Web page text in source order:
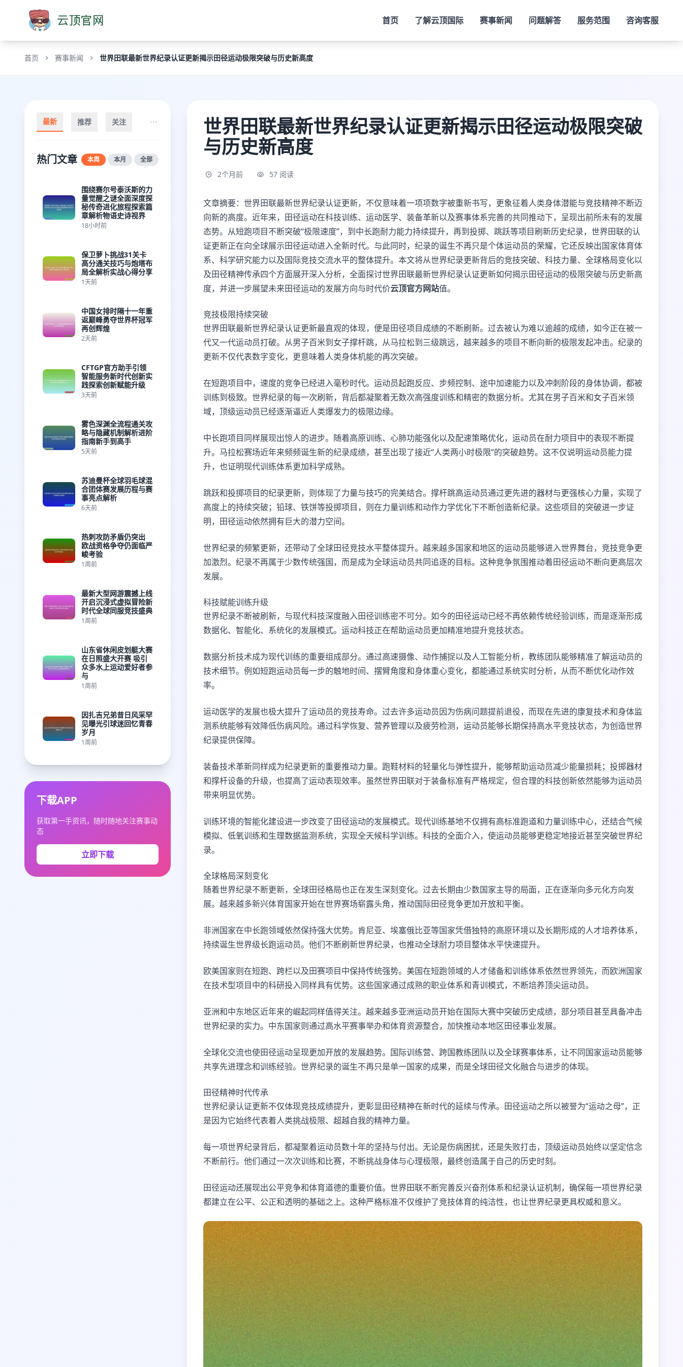
首页 了解云顶国际 赛事新闻 问题解答 服务范围 咨询客服
首页 赛事新闻 世界田联最新世界纪录认证更新揭示田径运动极限突破与历史新高度
最新 推荐 关注
热门文章 本周 本月 全部
围绕赛尔号泰沃斯的力
量觉醒之谜全面深度探
秘传奇进化旅程探索篇
章解析物语史诗视界
18小时前
保卫萝卜挑战31关卡
高分通关技巧与炮塔布
局全解析实战心得分享
1天前
中国女排时隔十一年重
返巅峰勇夺世界杯冠军
再创辉煌
2天前
CFTGP官方助手引领
智能服务新时代创新实
践探索创新赋能升级
3天前
雾色深渊全流程通关攻
略与隐藏机制解析进阶
指南新手到高手
5天前
苏迪曼杯全球羽毛球混
合团体赛发展历程与赛
事亮点解析
6天前
热刺攻防矛盾仍突出
欧战资格争夺仍面临严
峻考验
1周前
最新大型网游震撼上线
开启沉浸式虚拟冒险新
时代全球同服竞技盛典
1周前
山东省休闲皮划艇大赛
在日照盛大开赛 吸引
众多水上运动爱好者参
与
1周前
因扎吉兄弟昔日风采罕
见曝光引球迷回忆青春
岁月
1周前
下载APP
获取第一手资讯，随时随地关注赛事动
态
立即下载
世界田联最新世界纪录认证更新揭示田径运动极限突破
与历史新高度
2个月前 57 阅读
文章摘要：世界田联最新世界纪录认证更新，不仅意味着一项项数字被重新书写，更象征着人类身体潜能与竞技精神不断迈
向新的高度。近年来，田径运动在科技训练、运动医学、装备革新以及赛事体系完善的共同推动下，呈现出前所未有的发展
态势。从短跑项目不断突破“极限速度”，到中长跑耐力能力持续提升，再到投掷、跳跃等项目刷新历史纪录，世界田联的认
证更新正在向全球展示田径运动进入全新时代。与此同时，纪录的诞生不再只是个体运动员的荣耀，它还反映出国家体育体
系、科学研究能力以及国际竞技交流水平的整体提升。本文将从世界纪录更新背后的竞技突破、科技力量、全球格局变化以
及田径精神传承四个方面展开深入分析，全面探讨世界田联最新世界纪录认证更新如何揭示田径运动的极限突破与历史新高
度，并进一步展望未来田径运动的发展方向与时代价云顶官方网站值。
竞技极限持续突破
世界田联最新世界纪录认证更新最直观的体现，便是田径项目成绩的不断刷新。过去被认为难以逾越的成绩，如今正在被一
代又一代运动员打破。从男子百米到女子撑杆跳，从马拉松到三级跳远，越来越多的项目不断向新的极限发起冲击。纪录的
更新不仅代表数字变化，更意味着人类身体机能的再次突破。
在短跑项目中，速度的竞争已经进入毫秒时代。运动员起跑反应、步频控制、途中加速能力以及冲刺阶段的身体协调，都被
训练到极致。世界纪录的每一次刷新，背后都凝聚着无数次高强度训练和精密的数据分析。尤其在男子百米和女子百米领
域，顶级运动员已经逐渐逼近人类爆发力的极限边缘。
中长跑项目同样展现出惊人的进步。随着高原训练、心肺功能强化以及配速策略优化，运动员在耐力项目中的表现不断提
升。马拉松赛场近年来频频诞生新的纪录成绩，甚至出现了接近“人类两小时极限”的突破趋势。这不仅说明运动员能力提
升，也证明现代训练体系更加科学成熟。
跳跃和投掷项目的纪录更新，则体现了力量与技巧的完美结合。撑杆跳高运动员通过更先进的器材与更强核心力量，实现了
高度上的持续突破；铅球、铁饼等投掷项目，则在力量训练和动作力学优化下不断创造新纪录。这些项目的突破进一步证
明，田径运动依然拥有巨大的潜力空间。
世界纪录的频繁更新，还带动了全球田径竞技水平整体提升。越来越多国家和地区的运动员能够进入世界舞台，竞技竞争更
加激烈。纪录不再属于少数传统强国，而是成为全球运动员共同追逐的目标。这种竞争氛围推动着田径运动不断向更高层次
发展。
科技赋能训练升级
世界纪录不断被刷新，与现代科技深度融入田径训练密不可分。如今的田径运动已经不再依赖传统经验训练，而是逐渐形成
数据化、智能化、系统化的发展模式。运动科技正在帮助运动员更加精准地提升竞技状态。
数据分析技术成为现代训练的重要组成部分。通过高速摄像、动作捕捉以及人工智能分析，教练团队能够精准了解运动员的
技术细节。例如短跑运动员每一步的触地时间、摆臂角度和身体重心变化，都能通过系统实时分析，从而不断优化动作效
率。
运动医学的发展也极大提升了运动员的竞技寿命。过去许多运动员因为伤病问题提前退役，而现在先进的康复技术和身体监
测系统能够有效降低伤病风险。通过科学恢复、营养管理以及疲劳检测，运动员能够长期保持高水平竞技状态，为创造世界
纪录提供保障。
装备技术革新同样成为纪录更新的重要推动力量。跑鞋材料的轻量化与弹性提升，能够帮助运动员减少能量损耗；投掷器材
和撑杆设备的升级，也提高了运动表现效率。虽然世界田联对于装备标准有严格规定，但合理的科技创新依然能够为运动员
带来明显优势。
训练环境的智能化建设进一步改变了田径运动的发展模式。现代训练基地不仅拥有高标准跑道和力量训练中心，还结合气候
模拟、低氧训练和生理数据监测系统，实现全天候科学训练。科技的全面介入，使运动员能够更稳定地接近甚至突破世界纪
录。
全球格局深刻变化
随着世界纪录不断更新，全球田径格局也正在发生深刻变化。过去长期由少数国家主导的局面，正在逐渐向多元化方向发
展。越来越多新兴体育国家开始在世界赛场崭露头角，推动国际田径竞争更加开放和平衡。
非洲国家在中长跑领域依然保持强大优势。肯尼亚、埃塞俄比亚等国家凭借独特的高原环境以及长期形成的人才培养体系，
持续诞生世界级长跑运动员。他们不断刷新世界纪录，也推动全球耐力项目整体水平快速提升。
欧美国家则在短跑、跨栏以及田赛项目中保持传统强势。美国在短跑领域的人才储备和训练体系依然世界领先，而欧洲国家
在技术型项目中的科研投入同样具有优势。这些国家通过成熟的职业体系和青训模式，不断培养顶尖运动员。
亚洲和中东地区近年来的崛起同样值得关注。越来越多亚洲运动员开始在国际大赛中突破历史成绩，部分项目甚至具备冲击
世界纪录的实力。中东国家则通过高水平赛事举办和体育资源整合，加快推动本地区田径事业发展。
全球化交流也使田径运动呈现更加开放的发展趋势。国际训练营、跨国教练团队以及全球赛事体系，让不同国家运动员能够
共享先进理念和训练经验。世界纪录的诞生不再只是单一国家的成果，而是全球田径文化融合与进步的体现。
田径精神时代传承
世界纪录认证更新不仅体现竞技成绩提升，更彰显田径精神在新时代的延续与传承。田径运动之所以被誉为“运动之母”，正
是因为它始终代表着人类挑战极限、超越自我的精神力量。
每一项世界纪录背后，都凝聚着运动员数十年的坚持与付出。无论是伤病困扰，还是失败打击，顶级运动员始终以坚定信念
不断前行。他们通过一次次训练和比赛，不断挑战身体与心理极限，最终创造属于自己的历史时刻。
田径运动还展现出公平竞争和体育道德的重要价值。世界田联不断完善反兴奋剂体系和纪录认证机制，确保每一项世界纪录
都建立在公平、公正和透明的基础之上。这种严格标准不仅维护了竞技体育的纯洁性，也让世界纪录更具权威和意义。